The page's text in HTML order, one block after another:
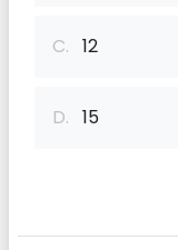
C. 12
D. 15